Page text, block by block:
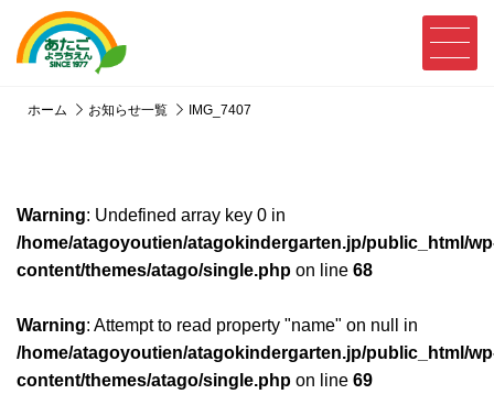
ホーム お知らせ一覧 IMG_7407
Warning: Undefined array key 0 in
/home/atagoyoutien/atagokindergarten.jp/public_html/
content/themes/atago/single.php on line 68
Warning: Attempt to read property "name" on null in
/home/atagoyoutien/atagokindergarten.jp/public_html/
content/themes/atago/single.php on line 69